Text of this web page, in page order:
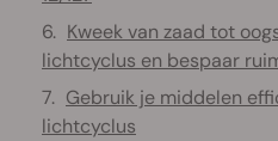
Kweek van zaad tot
lichtcyclus en bespaar
Gebruik je middelen
lichtcyclus